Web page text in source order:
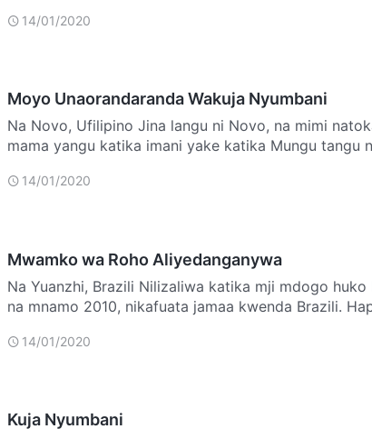
14/01/2020
Moyo Unaorandaranda Wakuja Nyumbani
Na Novo, Ufilipino Jina langu ni Novo, na mimi
mama yangu katika imani yake katika Mungu tangu
14/01/2020
Mwamko wa Roho Aliyedanganywa
Na Yuanzhi, Brazili Nilizaliwa katika mji mdogo huko
na mnamo 2010, nikafuata jamaa kwenda Brazili.
14/01/2020
Kuja Nyumbani